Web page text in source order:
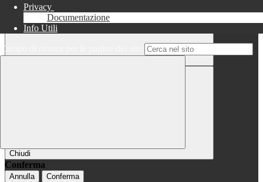
Chiudi
Conferma
Annulla Conferma
Privacy
Documentazione
Info Utili
Campo di ricerca per le pagine del sito